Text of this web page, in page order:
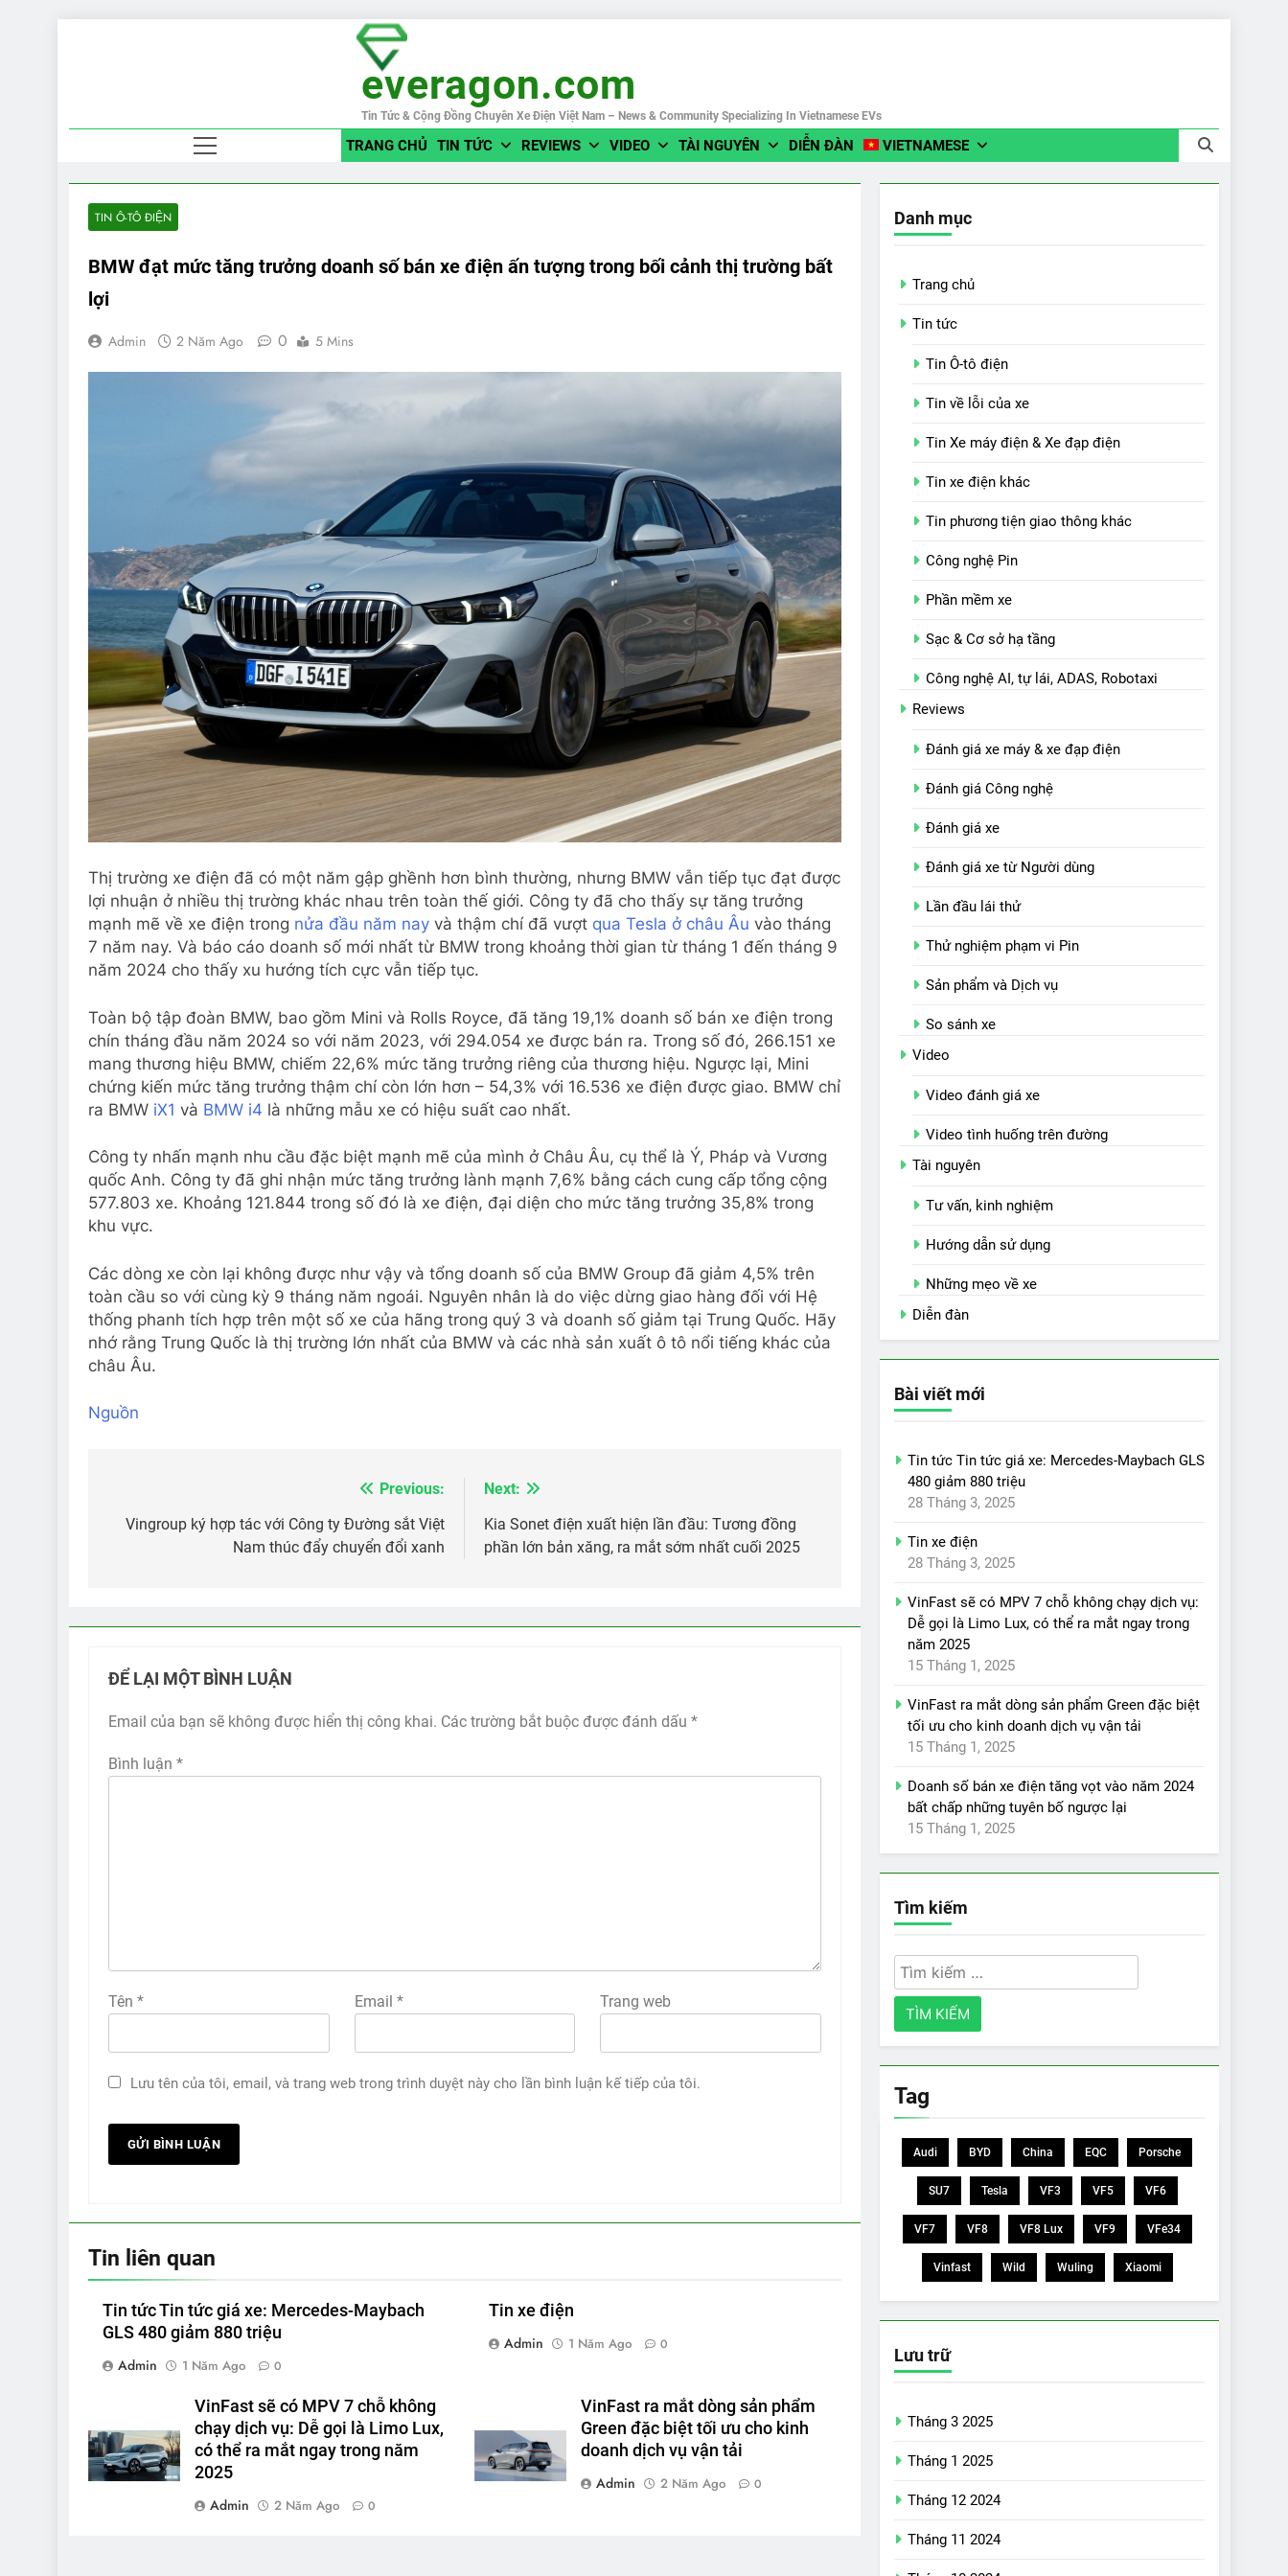
everagon.com
Tin Tức & Cộng Đồng Chuyên Xe Điện Việt Nam – News & Community Specializing In Vietnamese EVs
TRANG CHỦ TIN TỨC REVIEWS VIDEO TÀI NGUYÊN DIỄN ĐÀN VIETNAMESE
TIN Ô-TÔ ĐIỆN
BMW đạt mức tăng trưởng doanh số bán xe điện ấn tượng trong bối cảnh thị trường bất
lợi
Admin 2 Năm Ago 0 5 Mins
Thị trường xe điện đã có một năm gập ghềnh hơn bình thường, nhưng BMW vẫn tiếp tục đạt được
lợi nhuận ở nhiều thị trường khác nhau trên toàn thế giới. Công ty đã cho thấy sự tăng trưởng
mạnh mẽ về xe điện trong nửa đầu năm nay và thậm chí đã vượt qua Tesla ở châu Âu vào tháng
7 năm nay. Và báo cáo doanh số mới nhất từ ​​BMW trong khoảng thời gian từ tháng 1 đến tháng 9
năm 2024 cho thấy xu hướng tích cực vẫn tiếp tục.
Toàn bộ tập đoàn BMW, bao gồm Mini và Rolls Royce, đã tăng 19,1% doanh số bán xe điện trong
chín tháng đầu năm 2024 so với năm 2023, với 294.054 xe được bán ra. Trong số đó, 266.151 xe
mang thương hiệu BMW, chiếm 22,6% mức tăng trưởng riêng của thương hiệu. Ngược lại, Mini
chứng kiến ​​mức tăng trưởng thậm chí còn lớn hơn – 54,3% với 16.536 xe điện được giao. BMW chỉ
ra BMW iX1 và BMW i4 là những mẫu xe có hiệu suất cao nhất.
Công ty nhấn mạnh nhu cầu đặc biệt mạnh mẽ của mình ở Châu Âu, cụ thể là Ý, Pháp và Vương
quốc Anh. Công ty đã ghi nhận mức tăng trưởng lành mạnh 7,6% bằng cách cung cấp tổng cộng
577.803 xe. Khoảng 121.844 trong số đó là xe điện, đại diện cho mức tăng trưởng 35,8% trong
khu vực.
Các dòng xe còn lại không được như vậy và tổng doanh số của BMW Group đã giảm 4,5% trên
toàn cầu so với cùng kỳ 9 tháng năm ngoái. Nguyên nhân là do việc dừng giao hàng đối với Hệ
thống phanh tích hợp trên một số xe của hãng trong quý 3 và doanh số giảm tại Trung Quốc. Hãy
nhớ rằng Trung Quốc là thị trường lớn nhất của BMW và các nhà sản xuất ô tô nổi tiếng khác của
châu Âu.
Nguồn
hướng
Previous:
Vingroup ký hợp tác với Công ty Đường sắt Việt
Nam thúc đẩy chuyển đổi xanh
Next:
Kia Sonet điện xuất hiện lần đầu: Tương đồng
phần lớn bản xăng, ra mắt sớm nhất cuối 2025
ĐỂ LẠI MỘT BÌNH LUẬN
Email của bạn sẽ không được hiển thị công khai. Các trường bắt buộc được đánh dấu *
Bình luận *
Tên * Email * Trang web
Lưu tên của tôi, email, và trang web trong trình duyệt này cho lần bình luận kế tiếp của tôi.
Tin liên quan
Tin tức Tin tức giá xe: Mercedes-Maybach
GLS 480 giảm 880 triệu
Admin
1 Năm Ago 0
Tin xe điện
Admin
1 Năm Ago 0
VinFast sẽ có MPV 7 chỗ không
chạy dịch vụ: Dễ gọi là Limo Lux,
có thể ra mắt ngay trong năm
2025
Admin
2 Năm Ago 0
VinFast ra mắt dòng sản phẩm
Green đặc biệt tối ưu cho kinh
doanh dịch vụ vận tải
Admin
2 Năm Ago 0
Danh mục
Trang chủ
Tin tức
Tin Ô-tô điện
Tin về lỗi của xe
Tin Xe máy điện & Xe đạp điện
Tin xe điện khác
Tin phương tiện giao thông khác
Công nghệ Pin
Phần mềm xe
Sạc & Cơ sở hạ tầng
Công nghệ AI, tự lái, ADAS, Robotaxi
Reviews
Đánh giá xe máy & xe đạp điện
Đánh giá Công nghệ
Đánh giá xe
Đánh giá xe từ Người dùng
Lần đầu lái thử
Thử nghiệm phạm vi Pin
Sản phẩm và Dịch vụ
So sánh xe
Video
Video đánh giá xe
Video tình huống trên đường
Tài nguyên
Tư vấn, kinh nghiệm
Hướng dẫn sử dụng
Những mẹo về xe
Diễn đàn
Bài viết mới
Tin tức Tin tức giá xe: Mercedes-Maybach GLS
480 giảm 880 triệu
28 Tháng 3, 2025
Tin xe điện
28 Tháng 3, 2025
VinFast sẽ có MPV 7 chỗ không chạy dịch vụ:
Dễ gọi là Limo Lux, có thể ra mắt ngay trong
năm 2025
15 Tháng 1, 2025
VinFast ra mắt dòng sản phẩm Green đặc biệt
tối ưu cho kinh doanh dịch vụ vận tải
15 Tháng 1, 2025
Doanh số bán xe điện tăng vọt vào năm 2024
bất chấp những tuyên bố ngược lại
15 Tháng 1, 2025
Tìm kiếm
Tìm
kiếm
cho:
Tag
Audi BYD China EQC Porsche
SU7 Tesla VF3 VF5 VF6
VF7 VF8 VF8 Lux VF9 VFe34
Vinfast Wild Wuling Xiaomi
Lưu trữ
Tháng 3 2025
Tháng 1 2025
Tháng 12 2024
Tháng 11 2024